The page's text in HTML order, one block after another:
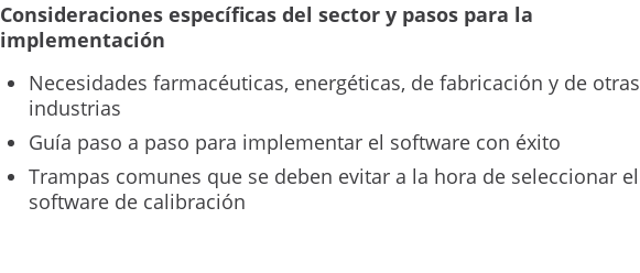
Consideraciones específicas del sector y pasos para la
implementación
Necesidades farmacéuticas, energéticas, de fabricación y de otras
industrias
Guía paso a paso para implementar el software con éxito
Trampas comunes que se deben evitar a la hora de seleccionar el
software de calibración